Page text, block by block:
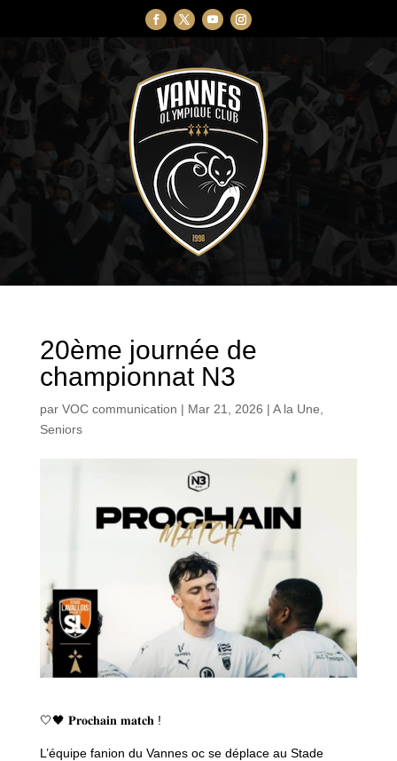
20ème journée de
championnat N3
par VOC communication | Mar 21, 2026 | A la Une,
Seniors
🤍🖤 𝐏𝐫𝐨𝐜𝐡𝐚𝐢𝐧 𝐦𝐚𝐭𝐜𝐡 !
L’équipe fanion du Vannes oc se déplace au Stade